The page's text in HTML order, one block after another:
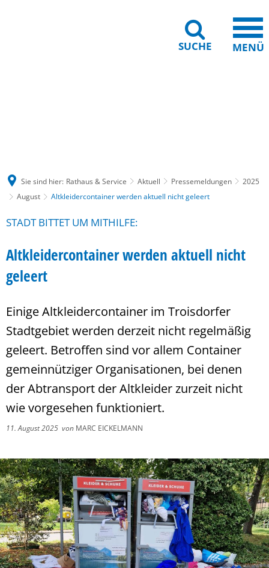
SUCHE MENÜ
Sie sind hier: Rathaus & Service Aktuell Pressemeldungen
2025
August
Altkleidercontainer werden aktuell nicht geleert
STADT BITTET UM MITHILFE:
Altkleidercontainer werden aktuell nicht
geleert
Einige Altkleidercontainer im Troisdorfer
Stadtgebiet werden derzeit nicht regelmäßig
geleert. Betroffen sind vor allem Container
gemeinnütziger Organisationen, bei denen
der Abtransport der Altkleider zurzeit nicht
wie vorgesehen funktioniert.
11. August 2025 von MARC EICKELMANN